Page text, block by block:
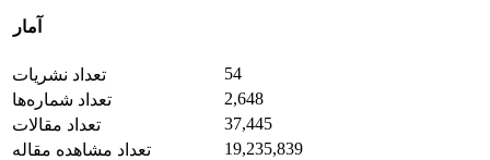
آمار
تعداد نشریات
54
تعداد شماره‌ها
2,648
تعداد مقالات
37,445
تعداد مشاهده مقاله
19,235,839